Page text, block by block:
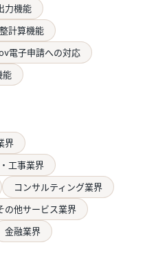
力機能
計算機能
電子申請への対応
能
界
工事業界
コンサルティング業界
の他サービス業界
金融業界